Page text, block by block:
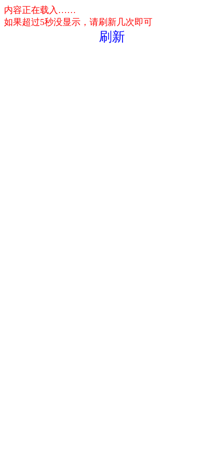
内容正在载入……
如果超过5秒没显示，请刷新几次即可
刷新